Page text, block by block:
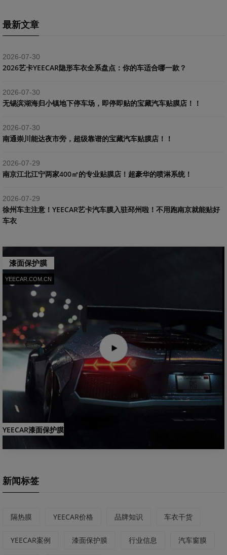
最新文章
2026-07-30
2026艺卡YEECAR隐形车衣全系盘点：你的车适合哪一款？
2026-07-30
​无锡滨湖海归小镇地下停车场，即停即贴的宝藏汽车贴膜店！！
2026-07-30
南通崇川能达夜市旁，超级靠谱的宝藏汽车贴膜店！！
2026-07-29
南京江北江宁两家400㎡的专业贴膜店！超豪华的喷淋系统！
2026-07-29
​徐州车主注意！YEECAR艺卡汽车膜入驻邳州啦！不用跑南京就能贴好
车衣
漆面保护膜
YEECAR.COM.CN
YEECAR漆面保护膜
新闻标签
隔热膜 YEECAR价格 品牌知识 车衣干货
YEECAR案例 漆面保护膜 行业信息 汽车窗膜